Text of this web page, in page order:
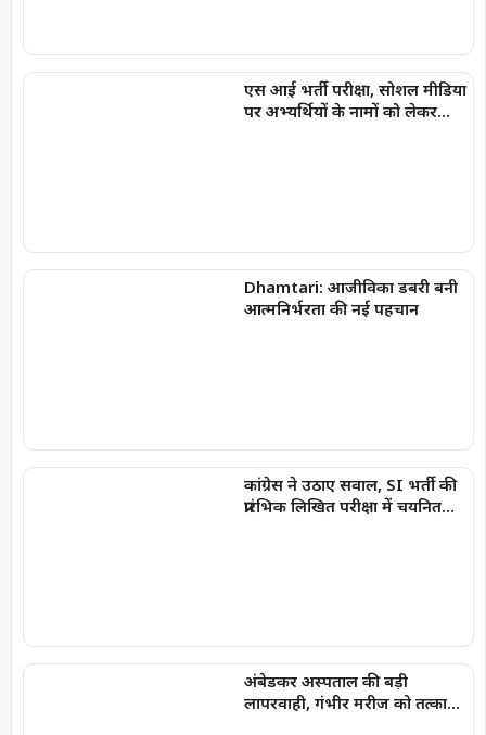
एस आई भर्ती परीक्षा, सोशल मीडिया
पर अभ्यर्थियों के नामों को लेकर
Dhamtari: आजीविका डबरी बनी
आत्मनिर्भरता की नई पहचान
कांग्रेस ने उठाए सवाल, SI भर्ती की
प्रारंभिक लिखित परीक्षा में चयनित
अंबेडकर अस्पताल की बड़ी
लापरवाही, गंभीर मरीज को तत्काल